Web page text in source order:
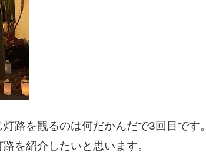
路を観るのは何だかんだで3回目です。
を紹介したいと思います。